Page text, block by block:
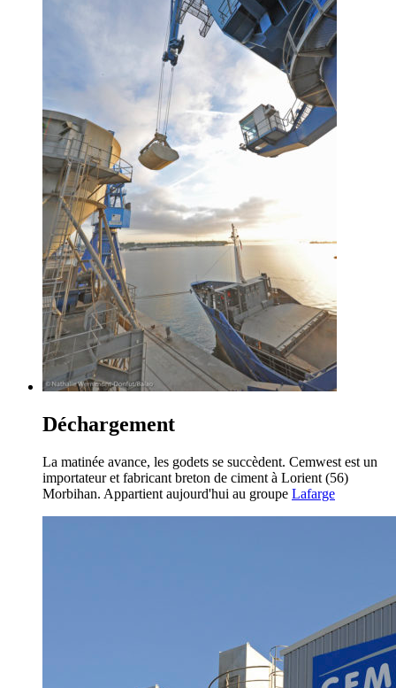
Déchargement
La matinée avance, les godets se succèdent. Cemwest est un
importateur et fabricant breton de ciment à Lorient (56)
Morbihan. Appartient aujourd'hui au groupe Lafarge